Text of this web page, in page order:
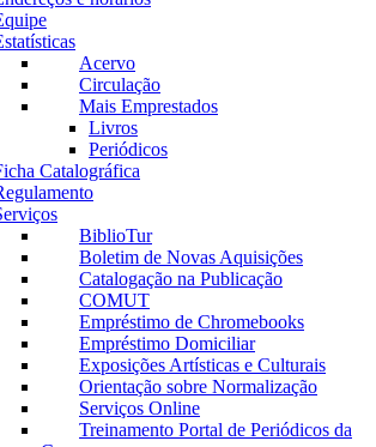
Acervo
Circulação
Mais Emprestados
Livros
Periódicos
Catalográfica
BiblioTur
Boletim de Novas Aquisições
Catalogação na Publicação
COMUT
Empréstimo de Chromebooks
Empréstimo Domiciliar
Exposições Artísticas e Culturais
Orientação sobre Normalização
Serviços Online
Treinamento Portal de Periódicos da